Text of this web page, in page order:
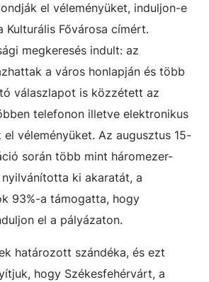
el véleményüket, induljon-e
Kulturális Fővárosa címért.
megkeresés indult: az
a város honlapján és több
válaszlapot is közzétett az
telefonon illetve elektronikus
véleményüket. Az augusztus 15-
során több mint háromezer-
ki akaratát, a
93%-a támogatta, hogy
el a pályázaton.
határozott szándéka, és ezt
hogy Székesfehérvárt, a